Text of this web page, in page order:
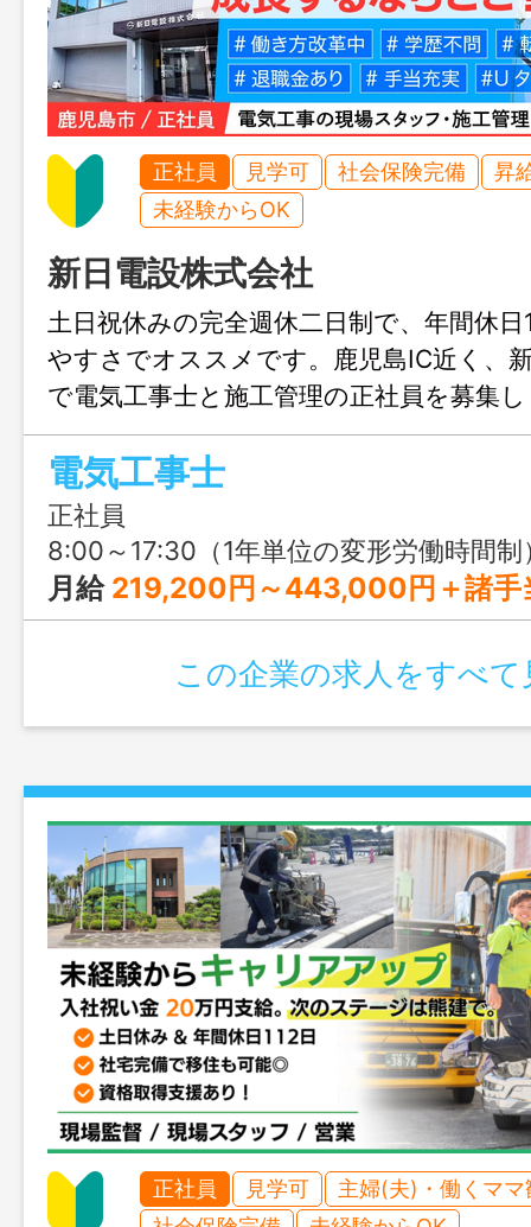
正社員 見学可 社会保険完備
昇
未経験からOK
新日電設株式会社
土日祝休みの完全週休二日制で、年間休
やすさでオススメです。鹿児島IC近く、
で電気工事士と施工管理の正社員を募集
事士として経験を活かしたい、働きやす
アアップしたい方にぜひオススメです♪
電気工事士
正社員
8:00～17:30（1年単位の変形労働時間制
月給 219,200円～443,000円＋諸手当 【給与の内訳・第二種電気工事士をお持ちの場合】 基本給：202,200円～300,000円 現場手当：5,000円 役付手当：10,000円～20,000円 資格手当：2,000円～18,000円 【第一種電気工事士をお持ちの場合 】 基
この企業の求人をすべて
正社員 見学可
主婦(夫)・働くママ